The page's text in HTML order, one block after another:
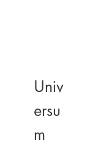
Univ
ersu
m